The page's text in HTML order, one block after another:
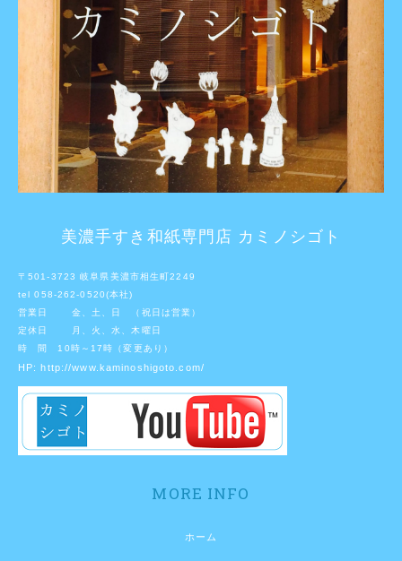
美濃手すき和紙専門店 カミノシゴト
〒501-3723 岐阜県美濃市相生町2249
tel 058-262-0520(本社)
営業日 金、土、日 （祝日は営業）
定休日 月、火、水、木曜日
時 間 10時～17時（変更あり）
HP: http://www.kaminoshigoto.com/
MORE INFO
ホーム